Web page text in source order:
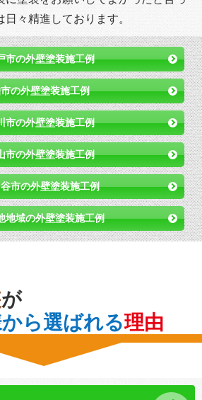
々精進しております。
市の外壁塗装施工例
の外壁塗装施工例
市の外壁塗装施工例
市の外壁塗装施工例
市の外壁塗装施工例
地域の外壁塗装施工例
が
ら選ばれる理由